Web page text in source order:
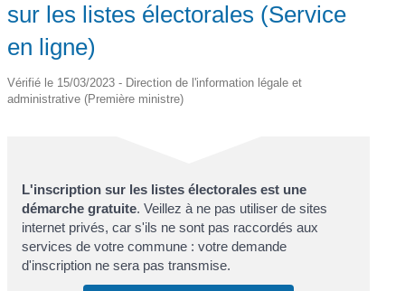
sur les listes électorales (Service
en ligne)
Vérifié le 15/03/2023 - Direction de l'information légale et
administrative (Première ministre)
L'inscription sur les listes électorales est une
démarche gratuite. Veillez à ne pas utiliser de sites
internet privés, car s'ils ne sont pas raccordés aux
services de votre commune : votre demande
d'inscription ne sera pas transmise.